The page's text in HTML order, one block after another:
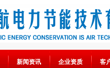
新闻资讯 企业资质 客